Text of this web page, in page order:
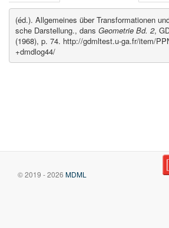
(éd.). Allgemeines über Transformationen
sche Darstellung., dans Geometrie Bd. 2,
(1968), p. 74. http://gdmltest.u-ga.fr/item/
+dmdlog44/
© 2019 - 2026 MDML